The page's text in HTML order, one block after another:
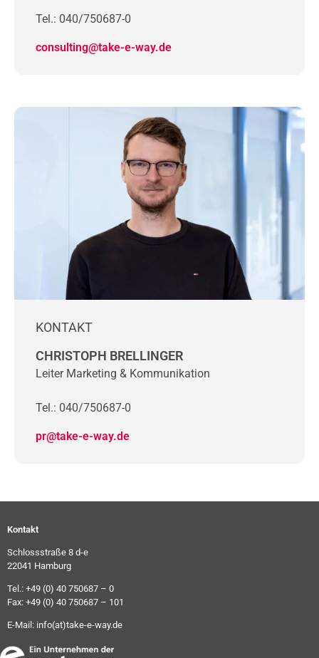
Tel.: 040/750687-0
consulting@take-e-way.de
KONTAKT
CHRISTOPH BRELLINGER
Leiter Marketing & Kommunikation
Tel.: 040/750687-0
pr@take-e-way.de
Kontakt
Schlossstraße 8 d-e
22041 Hamburg
Tel.: +49 (0) 40 750687 – 0
Fax: +49 (0) 40 750687 – 101
E-Mail: info(at)take-e-way.de